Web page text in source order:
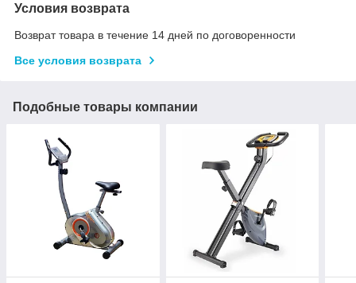
Условия возврата
Возврат товара в течение 14 дней по договоренности
Все условия возврата
Подобные товары компании